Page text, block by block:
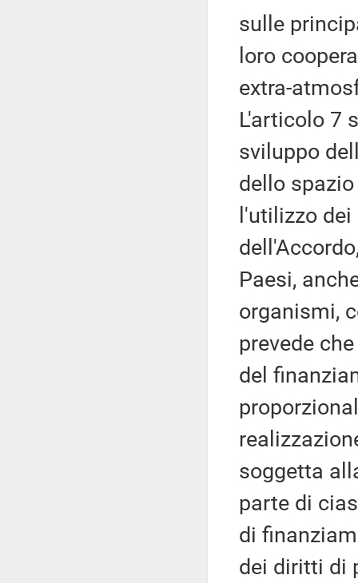
sulle
loro
extra-
L'articolo 7
sviluppo
dello
l'utilizzo
Paesi,
organismi,
prevede
del
soggetta
parte di
di
dei diritti di